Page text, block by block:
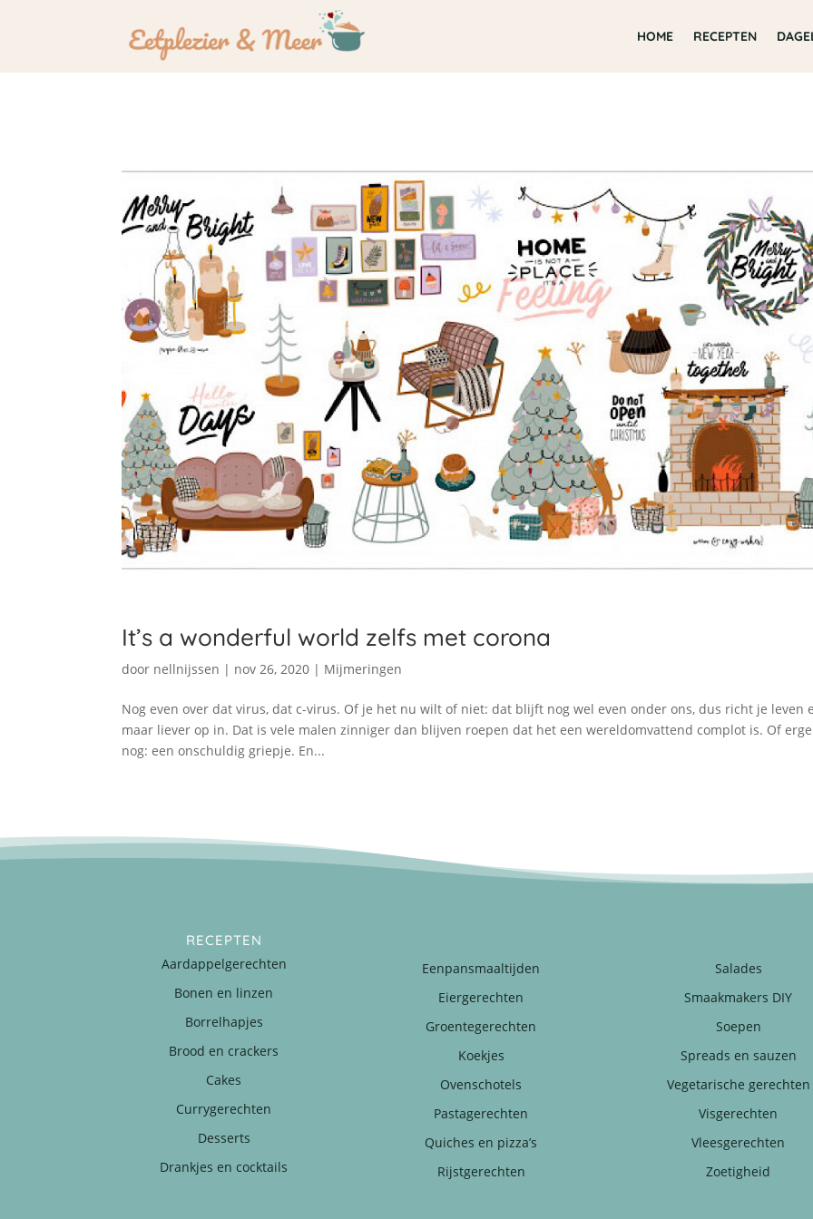
HOME RECEPTEN
It’s a wonderful world zelfs met corona
door nellnijssen | nov 26, 2020 | Mijmeringen
Nog even over dat virus, dat c-virus. Of je het nu wilt of niet: dat blijft nog wel even onder ons, dus richt je leven
maar liever op in. Dat is vele malen zinniger dan blijven roepen dat het een wereldomvattend complot is. Of
nog: een onschuldig griepje. En...
RECEPTEN
Aardappelgerechten
Bonen en linzen
Borrelhapjes
Brood en crackers
Cakes
Currygerechten
Desserts
Drankjes en cocktails
Eenpansmaaltijden
Eiergerechten
Groentegerechten
Koekjes
Ovenschotels
Pastagerechten
Quiches en pizza’s
Rijstgerechten
Salades
Smaakmakers DIY
Soepen
Spreads en sauzen
Vegetarische gerechten
Visgerechten
Vleesgerechten
Zoetigheid